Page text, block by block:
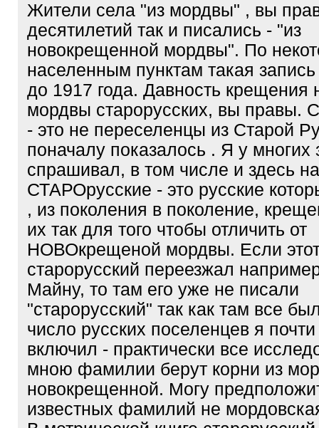
Жители села "из мордвы" , вы
десятилетий так и писались - "из
новокрещенной мордвы". По
населенным пунктам такая
до 1917 года. Давность крещения
мордвы старорусских, вы правы.
- это не переселенцы из Старой
поначалу показалось . Я у многих
спрашивал, в том числе и здесь
СТАРОрусские - это русские
, из поколения в поколение,
их так для того чтобы отличить от
НОВОкрещеной мордвы. Если
старорусский переезжал
Майну, то там его уже не писали
"старорусский" так как там все
число русских поселенцев я почти
включил - практически все
мною фамилии берут корни из
новокрещенной. Могу
известных фамилий не